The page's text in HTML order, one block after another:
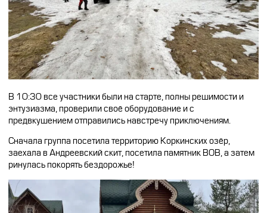
CFMOTO ФИНАНС
ЛИЗИНГ
СТАТЬ ПОСТАВЩИКОМ
Дилеры
Найти дилера
Стать дилером
Конфигуратор
В 10:30 все участники были на старте, полны решимости и
энтузиазма, проверили своё оборудование и с
предвкушением отправились навстречу приключениям.
Сначала группа посетила территорию Коркинских озёр,
заехала в Андреевский скит, посетила памятник ВОВ, а затем
ринулась покорять бездорожье!